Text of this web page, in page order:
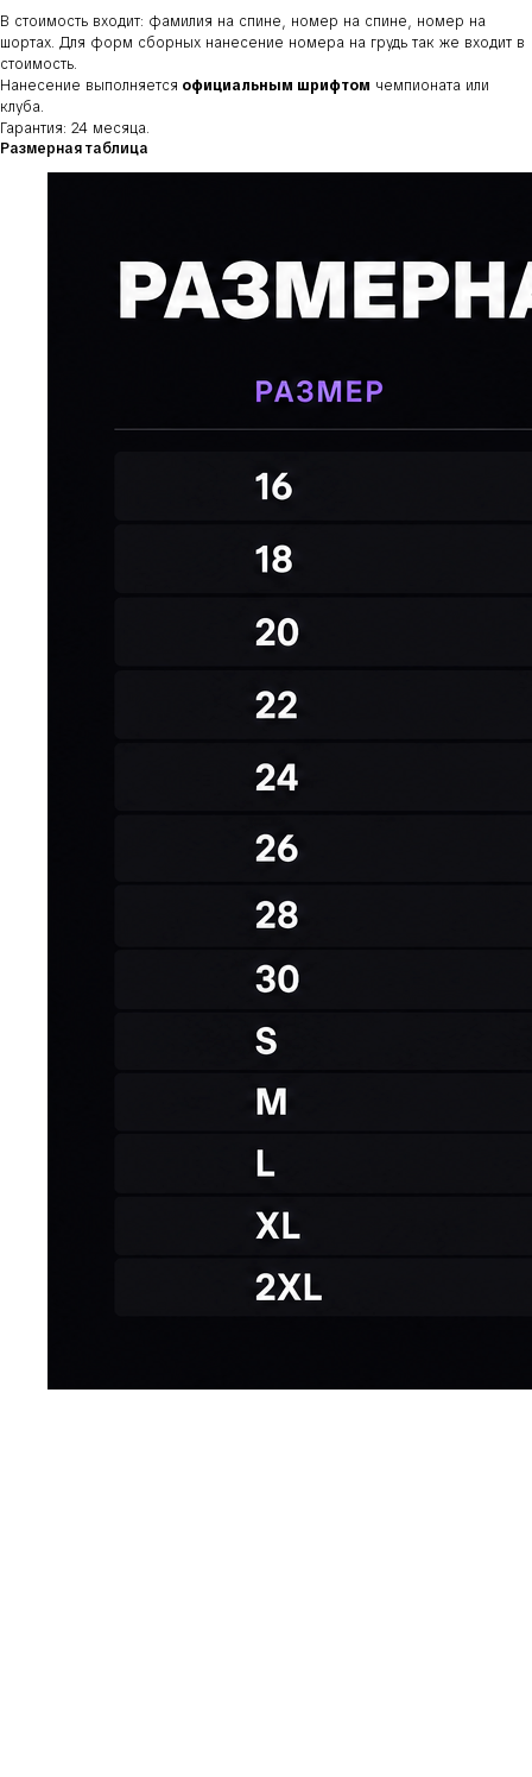
В стоимость входит: фамилия на спине, номер на спине, номер на
шортах. Для форм сборных нанесение номера на грудь так же входит в
стоимость.
Нанесение выполняется официальным шрифтом чемпионата или
клуба.
Гарантия: 24 месяца.
Размерная таблица